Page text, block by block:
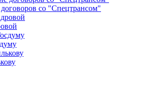
со "Спецтрансом"